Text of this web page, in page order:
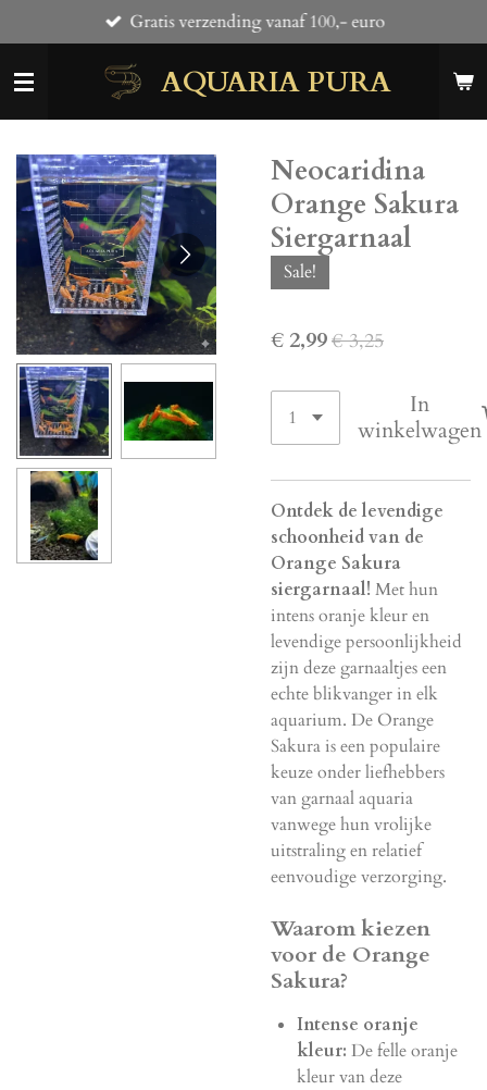
direct
naar
AQUARIA PURA
Gratis verzending vanaf 100,- euro
Neocaridina
Orange Sakura
Siergarnaal
Sale!
€ 2,99€ 3,25
In
winkelwagen
Ontdek de levendige
schoonheid van de
Orange Sakura
siergarnaal! Met hun
intens oranje kleur en
levendige persoonlijkheid
zijn deze garnaaltjes een
echte blikvanger in elk
aquarium. De Orange
Sakura is een populaire
keuze onder liefhebbers
van garnaal aquaria
vanwege hun vrolijke
uitstraling en relatief
eenvoudige verzorging.
Waarom kiezen
voor de Orange
Sakura?
Intense oranje
kleur: De felle oranje
kleur van deze